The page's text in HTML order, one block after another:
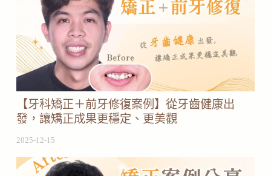
【牙科矯正＋前牙修復案例】從牙齒健康出
發，讓矯正成果更穩定、更美觀
2025-12-15